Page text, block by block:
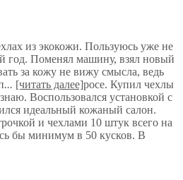
из экокожи. Пользуюсь уже не
год. Поменял машину, взял новый
за кожу не вижу смысла, ведь
... [читать далее]росе. Купил чехлы
Воспользовался установкой с
идеальный кожаный салон.
и чехлами 10 штук всего на
бы минимум в 50 кусков. В